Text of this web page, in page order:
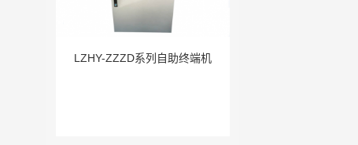
LZHY-ZZZD系列自助终端机